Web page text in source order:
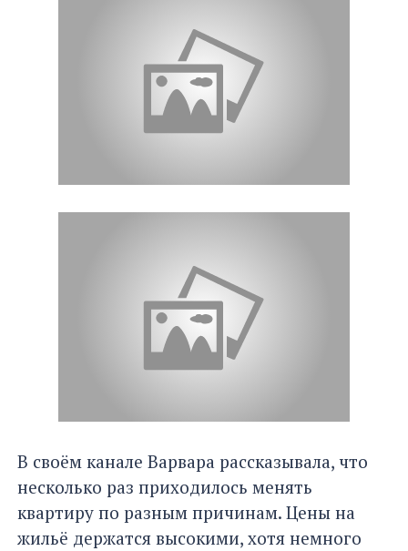
В своём канале Варвара рассказывала, что
несколько раз приходилось менять
квартиру по разным причинам. Цены на
жильё держатся высокими, хотя немного